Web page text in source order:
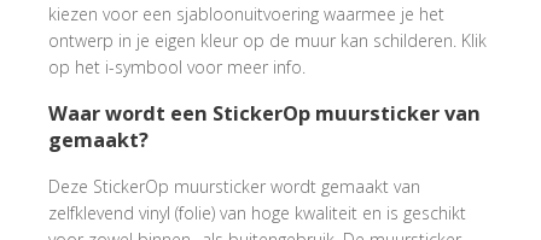
kiezen voor een sjabloonuitvoering waarmee je het
ontwerp in je eigen kleur op de muur kan schilderen. Klik
op het i-symbool voor meer info.
Waar wordt een StickerOp muursticker van
gemaakt?
Deze StickerOp muursticker wordt gemaakt van
zelfklevend vinyl (folie) van hoge kwaliteit en is geschikt